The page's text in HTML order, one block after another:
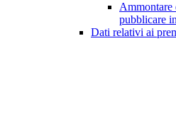
Ammontare
pubblicare
Dati relativi ai